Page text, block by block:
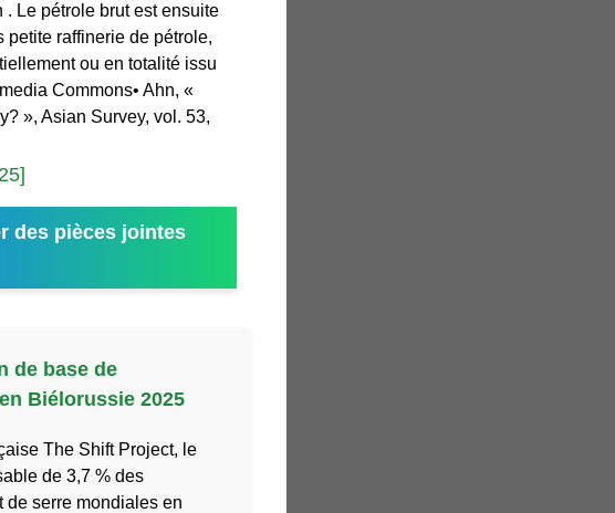
Le pétrole brut est ensuite
raffinerie de pétrole,
ou en totalité issu
Commons• Ahn, «
», Asian Survey, vol. 53,
des pièces jointes
de base de
Biélorussie 2025
The Shift Project, le
de 3,7 % des
de serre mondiales en